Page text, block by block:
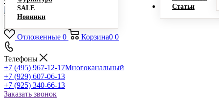
SALE
Новинки
Статьи
Отложенные 0 Корзина0 0
Телефоны
+7 (495) 967-12-17Многоканальный
+7 (929) 607-06-13
+7 (925) 340-66-13
Заказать звонок